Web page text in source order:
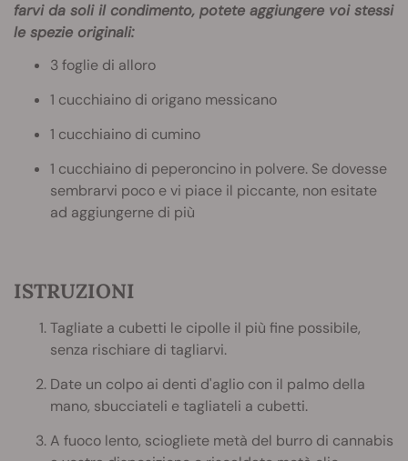
farvi da soli il condimento, potete aggiungere voi stessi
le spezie originali:
3 foglie di alloro
1 cucchiaino di origano messicano
1 cucchiaino di cumino
1 cucchiaino di peperoncino in polvere. Se dovesse
sembrarvi poco e vi piace il piccante, non esitate
ad aggiungerne di più
ISTRUZIONI
Tagliate a cubetti le cipolle il più fine possibile,
senza rischiare di tagliarvi.
Date un colpo ai denti d'aglio con il palmo della
mano, sbucciateli e tagliateli a cubetti.
A fuoco lento, sciogliete metà del burro di cannabis